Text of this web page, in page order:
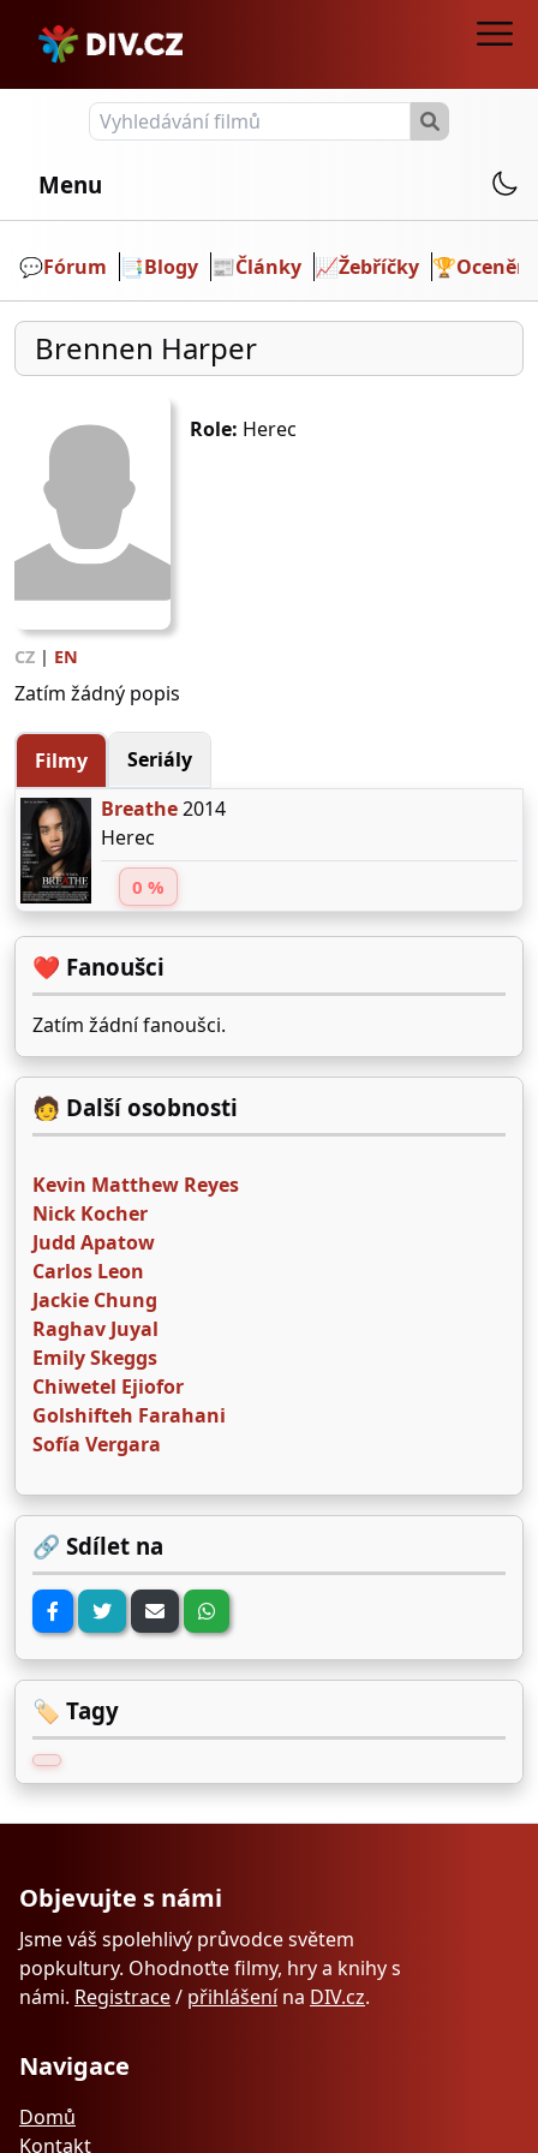
Menu
💬️Fórum 📑Blogy 📰Články 📈Žebříčky 🏆Ocenění
Brennen Harper
Role: Herec
CZ | EN
Zatím žádný popis
Filmy
Seriály
Breathe2014
Herec
0 %
❤️ Fanoušci
Zatím žádní fanoušci.
🧑 Další osobnosti
Kevin Matthew Reyes
Nick Kocher
Judd Apatow
Carlos Leon
Jackie Chung
Raghav Juyal
Emily Skeggs
Chiwetel Ejiofor
Golshifteh Farahani
Sofía Vergara
🔗 Sdílet na
🏷️ Tagy
Objevujte s námi
Jsme váš spolehlivý průvodce světem
popkultury. Ohodnoťte filmy, hry a knihy s
námi. Registrace/ přihlášenína DIV.cz.
Navigace
Domů
Kontakt